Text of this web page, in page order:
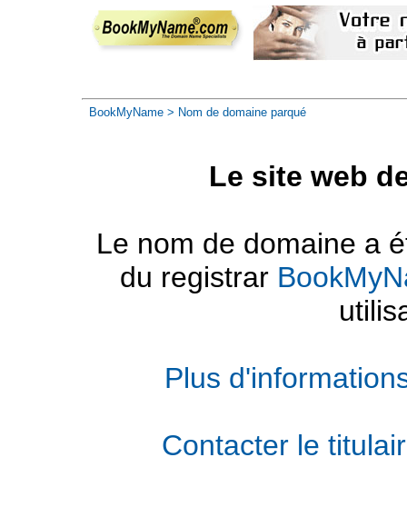
BookMyName > Nom de domaine parqué
Le site web
Le nom de domaine a
du registrar
Plus
Contacter le